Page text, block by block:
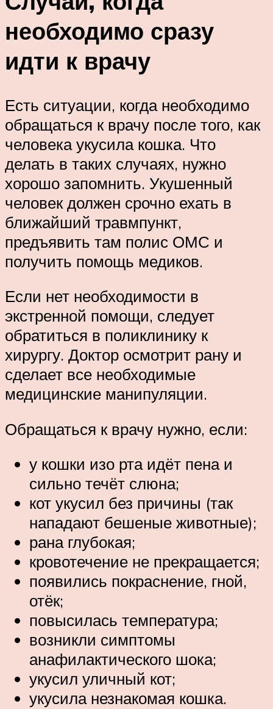
необходимо сразу
идти к врачу
Есть ситуации, когда необходимо
обращаться к врачу после того, как
человека укусила кошка. Что
делать в таких случаях, нужно
хорошо запомнить. Укушенный
человек должен срочно ехать в
ближайший травмпункт,
предъявить там полис ОМС и
получить помощь медиков.
Если нет необходимости в
экстренной помощи, следует
обратиться в поликлинику к
хирургу. Доктор осмотрит рану и
сделает все необходимые
медицинские манипуляции.
Обращаться к врачу нужно, если:
у кошки изо рта идёт пена и
сильно течёт слюна;
кот укусил без причины (так
нападают бешеные животные);
рана глубокая;
кровотечение не прекращается;
появились покраснение, гной,
отёк;
повысилась температура;
возникли симптомы
анафилактического шока;
укусил уличный кот;
укусила незнакомая кошка.